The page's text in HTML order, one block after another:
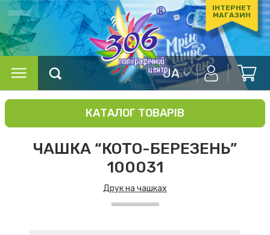
ІНТЕРНЕТ
МАГАЗИН
UA
КАТАЛОГ ТОВАРІВ
ЧАШКА “КОТО-БЕРЕЗЕНЬ”
100031
Друк на чашках